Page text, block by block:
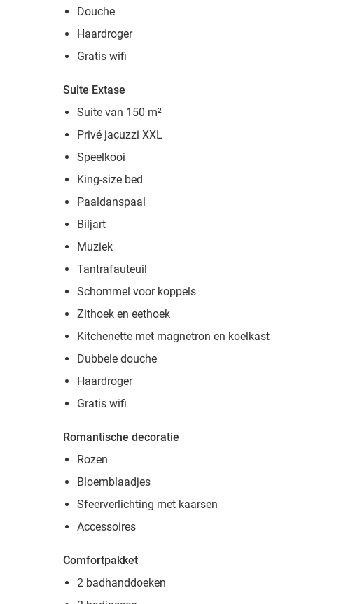
Douche
Haardroger
Gratis wifi
Suite Extase
Suite van 150 m²
Privé jacuzzi XXL
Speelkooi
King-size bed
Paaldanspaal
Biljart
Muziek
Tantrafauteuil
Schommel voor koppels
Zithoek en eethoek
Kitchenette met magnetron en koelkast
Dubbele douche
Haardroger
Gratis wifi
Romantische decoratie
Rozen
Bloemblaadjes
Sfeerverlichting met kaarsen
Accessoires
Comfortpakket
2 badhanddoeken